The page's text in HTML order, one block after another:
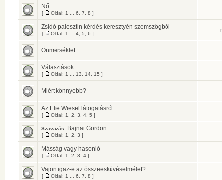
Nő
[ Oldal: 1 6 7 8 ]
Zsidó-palesztin kérdés keresztyén szemszögből
[ Oldal: 1 4 5 6 ]
Önmérséklet.
Választások
[ Oldal: 1 13 14 15 ]
Miért könnyebb?
Az Elie Wiesel látogatásról
[ Oldal: 1 2 3 4 5 ]
Szavazás: Bajnai Gordon
[ Oldal: 1 2 3 ]
Másság vagy hasonló
[ Oldal: 1 2 3 4 ]
Vajon igaz-e az összeesküvéselmélet?
[ Oldal: 1 6 7 8 ]